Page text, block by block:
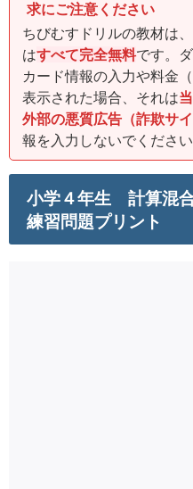
求にご注意ください
ちびむすドリルの教材は
はすべて完全無料です。
カード情報の入力や料金
表示された場合、それは
外部の悪質広告（詐欺サイ
報を入力しないでください
小学４年生 計算混合
練習問題プリント